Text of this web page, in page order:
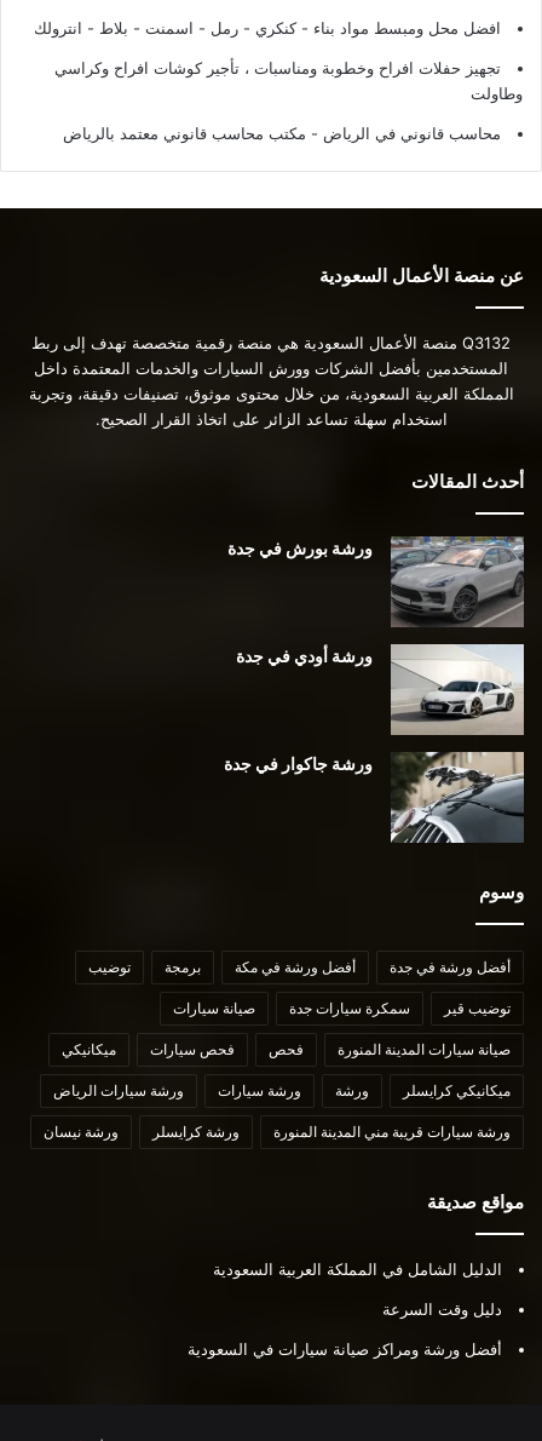
افضل محل ومبسط مواد بناء - كنكري - رمل - اسمنت - بلاط - انترولك
تجهيز حفلات افراح وخطوبة ومناسبات ، تأجير كوشات افراح وكراسي
وطاولت
محاسب قانوني في الرياض - مكتب محاسب قانوني معتمد بالرياض
عن منصة الأعمال السعودية
Q3132 منصة الأعمال السعودية هي منصة رقمية متخصصة تهدف إلى ربط
المستخدمين بأفضل الشركات وورش السيارات والخدمات المعتمدة داخل
المملكة العربية السعودية، من خلال محتوى موثوق، تصنيفات دقيقة، وتجربة
استخدام سهلة تساعد الزائر على اتخاذ القرار الصحيح.
أحدث المقالات
ورشة بورش في جدة
ورشة أودي في جدة
ورشة جاكوار في جدة
وسوم
أفضل ورشة في جدة أفضل ورشة في مكة برمجة توضيب
توضيب قير سمكرة سيارات جدة صيانة سيارات
صيانة سيارات المدينة المنورة فحص فحص سيارات ميكانيكي
ميكانيكي كرايسلر ورشة ورشة سيارات ورشة سيارات الرياض
ورشة سيارات قريبة مني المدينة المنورة ورشة كرايسلر ورشة نيسان
مواقع صديقة
الدليل الشامل في المملكة العربية السعودية
دليل وقت السرعة
أفضل ورشة ومراكز صيانة سيارات في السعودية